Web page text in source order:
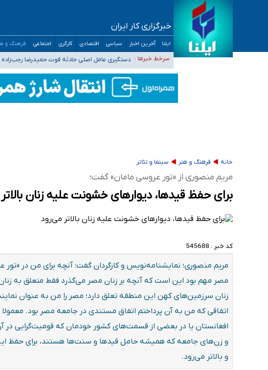
خبرگزاری کار ایران
ایلنا آخرین اخبار سیاسی اقتصادی کارگری اجتماعی فرهنگ و
سرخط خبرها :
سیدحسن خمینی عزادار شد
آمار خودکشی نسبت به سال‌های قبل افزایش نیافته است
دستگیری عامل اصلی حادثه فوت حمیدرضا رجب‌زاده
نباید تفسیرهای سلیقه‌ای از مواضع رسمی کشور
«زیرمیزی» برای داوطلبان پزشکی سراب است/ دریافت‌های
خانه فرهنگ و هنر سینما و تئاتر
مریم منصوری از «تور عروسی مامان» گفت؛
برای حفظ قیدها، دیوارهای خشونت علیه زنان
کد خبر : 545688
مریم منصوری؛ نمایشنامه‌نویس و کارگردان گفت: آنچه برای من در «تور
مصر مهم بود این است که آنچه بر زنان مصر می‌گذرد فقط متعلق به
زنان سرزمین‌های کهن این منطقه تعلق دارد؛ مصر را من به عنوان
اتفاقی که من به آن پرداختم اتفاق مستندی در جامعه مصر بود.
افغانستان یا در بعضی از قسمت‌های کشور خودمان که قومیت‌گرایی
و زن‌های جامعه که همیشه حامل قیدها و سنت‌ها هستند، برای حفظ
و بالاتر می‌رود.